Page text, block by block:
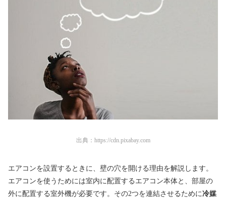
出典： https://cdn.pixabay.com
エアコンを設置するときに、壁の穴を開ける理由を解説します。
エアコンを使うためには室内に配置するエアコン本体と、部屋の
外に配置する室外機が必要です。その2つを連結させるために冷媒